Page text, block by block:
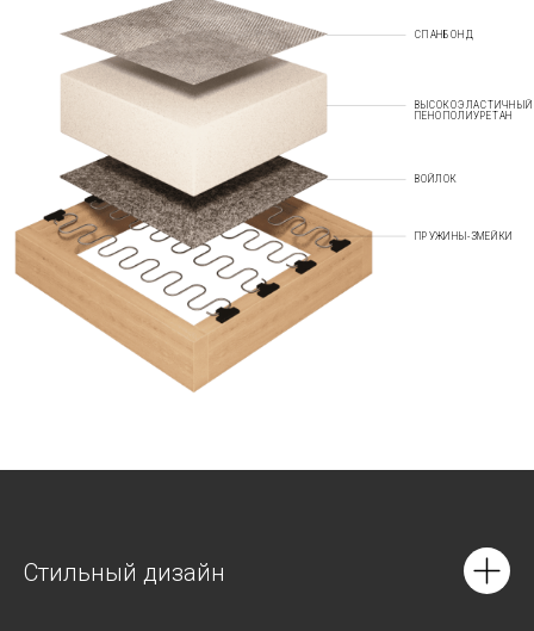
СПАНБОНД
ВЫСОКОЭЛАСТИЧНЫЙ
ПЕНОПОЛИУРЕТАН
ВОЙЛОК
ПРУЖИНЫ-ЗМЕЙКИ
Стильный дизайн